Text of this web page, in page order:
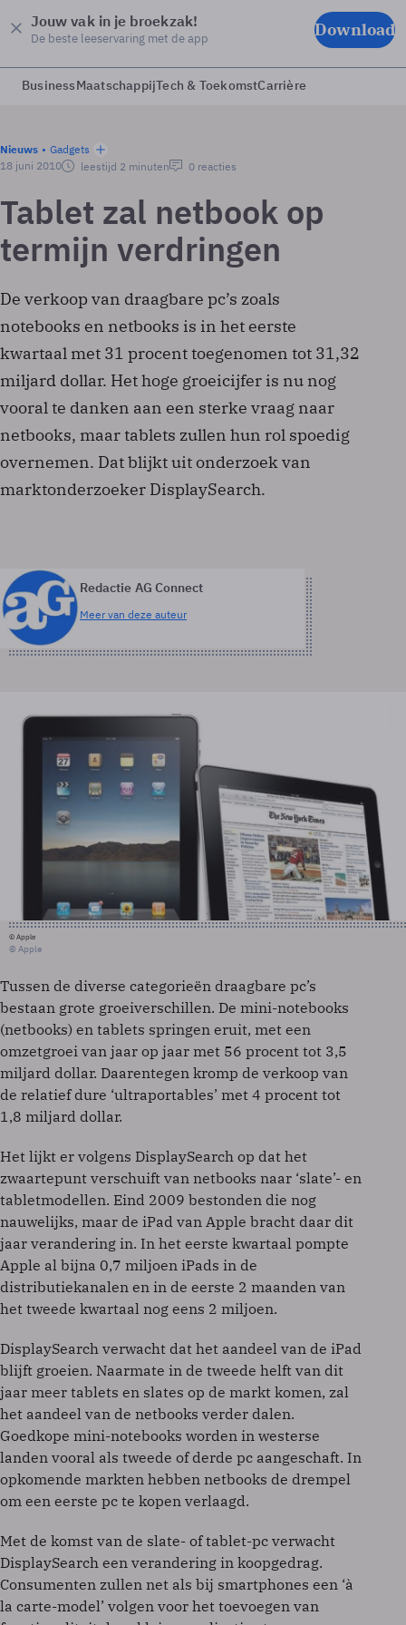
Jouw vak in je broekzak!
De beste leeservaring met de app Download
BusinessMaatschappijTech & ToekomstCarrière
Nieuws
Gadgets
18 juni 2010
leestijd 2 minuten 0 reacties
Tablet zal netbook op
termijn verdringen
De verkoop van draagbare pc’s zoals
notebooks en netbooks is in het eerste
kwartaal met 31 procent toegenomen tot 31,32
miljard dollar. Het hoge groeicijfer is nu nog
vooral te danken aan een sterke vraag naar
netbooks, maar tablets zullen hun rol spoedig
overnemen. Dat blijkt uit onderzoek van
marktonderzoeker DisplaySearch.
Redactie AG Connect
Meer van deze auteur
© Apple
© Apple
Tussen de diverse categorieën draagbare pc’s
bestaan grote groeiverschillen. De mini-notebooks
(netbooks) en tablets springen eruit, met een
omzetgroei van jaar op jaar met 56 procent tot 3,5
miljard dollar. Daarentegen kromp de verkoop van
de relatief dure ‘ultraportables’ met 4 procent tot
1,8 miljard dollar.
Het lijkt er volgens DisplaySearch op dat het
zwaartepunt verschuift van netbooks naar ‘slate’- en
tabletmodellen. Eind 2009 bestonden die nog
nauwelijks, maar de iPad van Apple bracht daar dit
jaar verandering in. In het eerste kwartaal pompte
Apple al bijna 0,7 miljoen iPads in de
distributiekanalen en in de eerste 2 maanden van
het tweede kwartaal nog eens 2 miljoen.
DisplaySearch verwacht dat het aandeel van de iPad
blijft groeien. Naarmate in de tweede helft van dit
jaar meer tablets en slates op de markt komen, zal
het aandeel van de netbooks verder dalen.
Goedkope mini-notebooks worden in westerse
landen vooral als tweede of derde pc aangeschaft. In
opkomende markten hebben netbooks de drempel
om een eerste pc te kopen verlaagd.
Met de komst van de slate- of tablet-pc verwacht
DisplaySearch een verandering in koopgedrag.
Consumenten zullen net als bij smartphones een ‘à
la carte-model’ volgen voor het toevoegen van